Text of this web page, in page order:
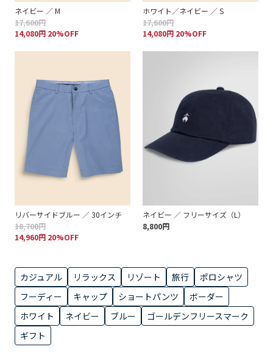
ネイビー ／ M
17,600円
14,080円 20%OFF
ホワイト／ネイビー ／ S
17,600円
14,080円 20%OFF
リバーサイドブルー ／ 30インチ
18,700円
14,960円 20%OFF
ネイビー ／ フリーサイズ（L）
8,800円
カジュアル リラックス リゾート 旅行
ポロシャツ
フーディー
キャップ ショートパンツ
ボーダー
ホワイト
ネイビー ブルー
ゴールデンフリースマーク
ギフト